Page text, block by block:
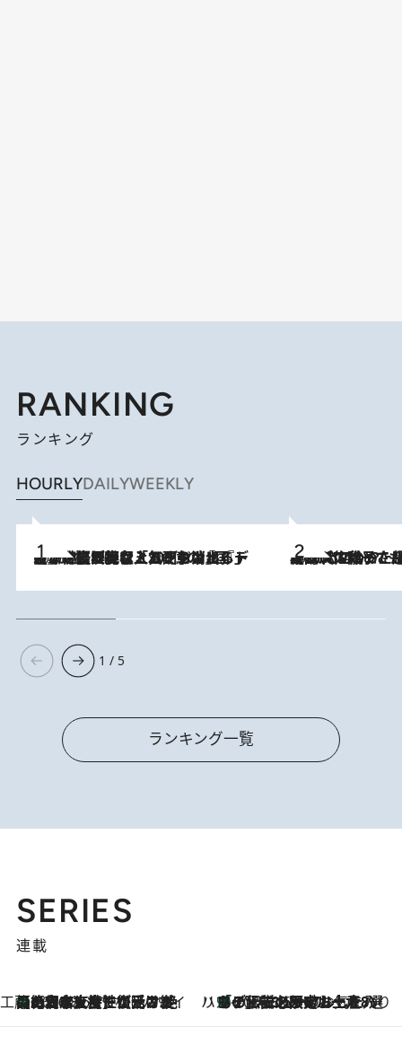
RANKING
ランキング
HOURLYDAILYWEEKLY
2026.8.5
【なぜ吉沢亮は「気配を消せる」のか？】興行収入208億の『国宝』を経て挑むミュージカル『ディア・エヴァン・ハンセン』。トップ俳優が舞台上でさらけ出した“孤独”とは 2026.8.5
【阿川佐和子さんの年とる力】なぜ70代で始めた趣味は“こんなに楽しい”のか？ ピアノ、俳句…スランプに陥っても続けられる“ある秘訣”とは
1 / 5
ランキング一覧
SERIES
連載
工藤まやのおもてなしハワイ
2026.8.6
【ハワイ土産】ローカルの絶大な支持で復活！ 絶品の幻クッキー《元ファンの日本人女性が受け継いだ名店》 ハワイ賢者 リサのお気に入りリスト2026.8.6
あの伝説の限定トートも！ リニューアルした「ディーン＆デルーカ ハワイ」で必須のお土産8選